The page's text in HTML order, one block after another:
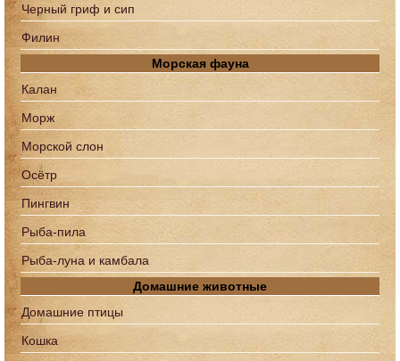
Черный гриф и сип
Филин
Морская фауна
Калан
Морж
Морской слон
Осётр
Пингвин
Рыба-пила
Рыба-луна и камбала
Домашние животные
Домашние птицы
Кошка